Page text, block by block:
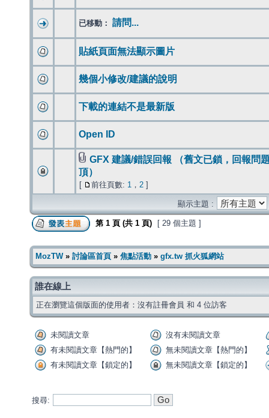
已移動： 請問...
貼紙頁面無法顯示圖片
幾個小修改/建議的說明
下載的連結不是最新版
Open ID
GFX 建議/錯誤回報 （舊文已鎖，回報問
頂）
[ 前往頁數: 1 ， 2 ]
顯示主題 :
第 1 頁 (共 1 頁) [ 29 個主題 ]
MozTW» 討論區首頁 » 焦點活動 » gfx.tw 抓火狐網站
誰在線上
正在瀏覽這個版面的使用者：沒有註冊會員 和 4 位訪客
未閱讀文章
沒有未閱讀文章
有未閱讀文章【熱門的】
無未閱讀文章【熱門的】
有未閱讀文章【鎖定的】
無未閱讀文章【鎖定的】
搜尋: